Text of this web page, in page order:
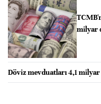
milyar
Döviz mevduatları 4,1 milyar